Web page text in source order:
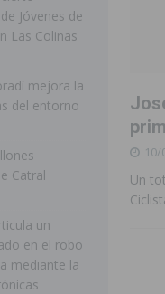
Rojales clausura con éxito
El PSOE denuncia una
FEGADO 2026 cierra con un
] Orihuela cumple los objetivos
10/
Un
Jóvenes de
Las Colinas
mejora la
del entorno
Catral
un
en el robo
mediante la